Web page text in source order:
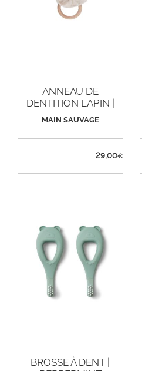
ANNEAU DE
DENTITION LAPIN |
SABLE
MAIN SAUVAGE
29,00€
BROSSE À DENT |